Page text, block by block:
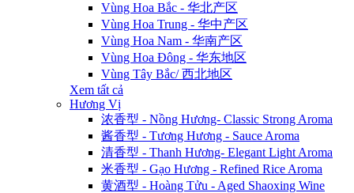
Vùng Hoa Bắc - 华北产区
Vùng Hoa Trung - 华中产区
Vùng Hoa Nam - 华南产区
Vùng Hoa Đông - 华东地区
Vùng Tây Bắc/ 西北地区
Xem tất cả
Hương Vị
浓香型 - Nồng Hương- Classic Strong Aroma
酱香型 - Tương Hương - Sauce Aroma
清香型 - Thanh Hương- Elegant Light Aroma
米香型 - Gạo Hương - Refined Rice Aroma
黄酒型 - Hoàng Tửu - Aged Shaoxing Wine